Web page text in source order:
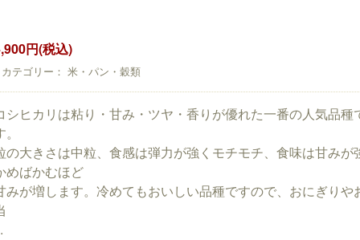
円(税込)
カテゴリー： 米・パン・穀類
シヒカリは粘り・甘み・ツヤ・香りが優れた一番の人気品種
の大きさは中粒、食感は弾力が強くモチモチ、食味は甘みが
めばかむほど
みが増します。冷めてもおいしい品種ですので、おにぎりや